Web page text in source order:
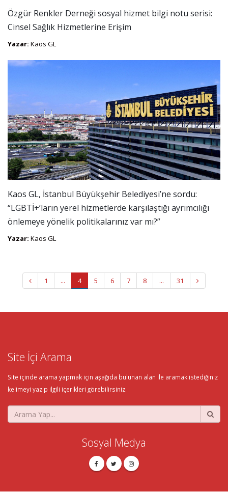
Özgür Renkler Derneği sosyal hizmet bilgi notu serisi:
Cinsel Sağlık Hizmetlerine Erişim
Yazar: Kaos GL
Kaos GL, İstanbul Büyükşehir Belediyesi’ne sordu:
“LGBTİ+’ların yerel hizmetlerde karşılaştığı ayrımcılığı
önlemeye yönelik politikalarınız var mı?”
Yazar: Kaos GL
1 ... 4 5 6 7 8 ... 31
Site İçi Arama
Site içinde arama yapmak için aşağıda bulunan alan ile aramak istediğiniz
kelimeyi yazıp ilgili içerikleri görebilirsiniz.
Sosyal Medya